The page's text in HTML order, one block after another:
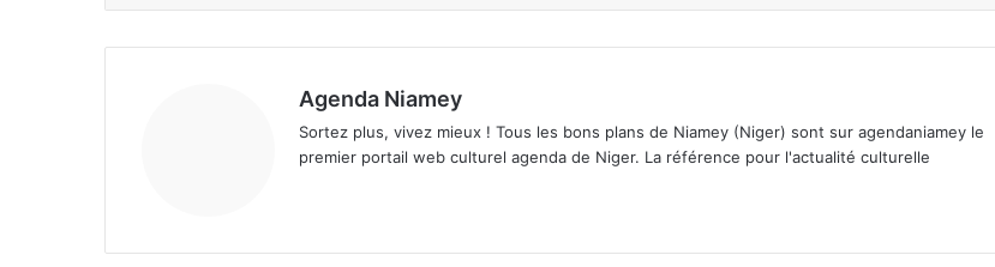
Agenda Niamey
Sortez plus, vivez mieux ! Tous les bons plans de Niamey (Niger) sont sur agendaniamey le
premier portail web culturel agenda de Niger. La référence pour l'actualité culturelle